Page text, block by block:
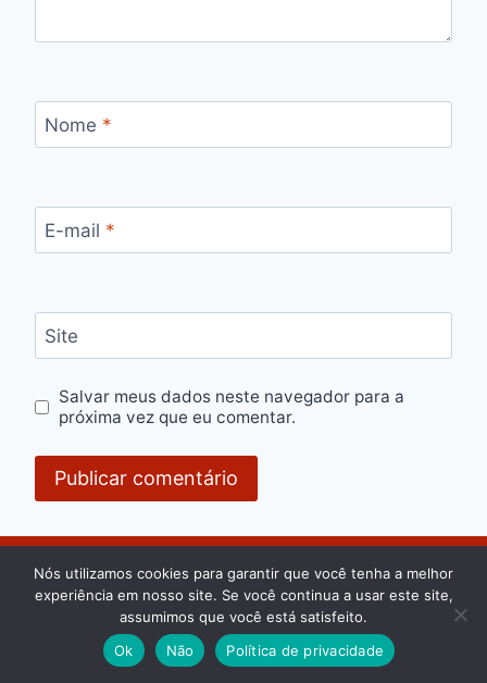
Nome *
E-mail *
Site
Salvar meus dados neste navegador para a
próxima vez que eu comentar.
Nós utilizamos cookies para garantir que você tenha a melhor
experiência em nosso site. Se você continua a usar este site,
assumimos que você está satisfeito.
Ok
Não Política de privacidade